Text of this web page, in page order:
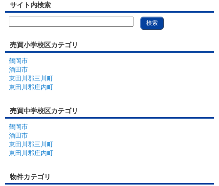
サイト内検索
売買小学校区カテゴリ
鶴岡市
酒田市
東田川郡三川町
東田川郡庄内町
売買中学校区カテゴリ
鶴岡市
酒田市
東田川郡三川町
東田川郡庄内町
物件カテゴリ